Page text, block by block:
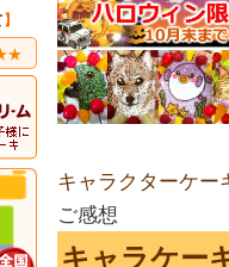
】
キャラクターケー
ご感想
キャラケー